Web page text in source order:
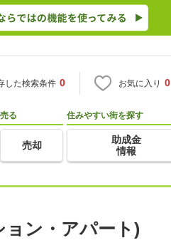
した検索条件 0 お気に入り 0
売る
売却
住みやすい街を探す
助成金
情報
ョン・アパート)